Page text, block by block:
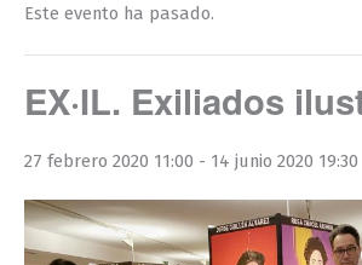
Este evento ha pasado.
EX·IL. Exiliados
27 febrero 2020 11:00 - 14 junio 2020 19:30